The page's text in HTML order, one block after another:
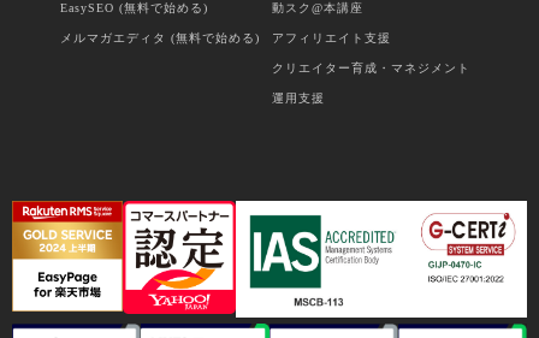
EasySEO (無料で始める)
メルマガエディタ (無料で始める)
動スク@本講座
アフィリエイト支援
クリエイター育成・マネジメント
運用支援